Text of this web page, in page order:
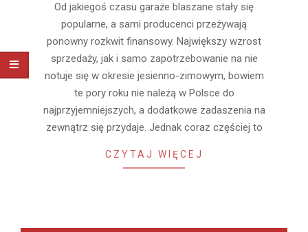
Od jakiegoś czasu garaże blaszane stały się
popularne, a sami producenci przeżywają
ponowny rozkwit finansowy. Największy wzrost
sprzedaży, jak i samo zapotrzebowanie na nie
notuje się w okresie jesienno-zimowym, bowiem
te pory roku nie należą w Polsce do
najprzyjemniejszych, a dodatkowe zadaszenia na
zewnątrz się przydaje. Jednak coraz częściej to
CZYTAJ WIĘCEJ